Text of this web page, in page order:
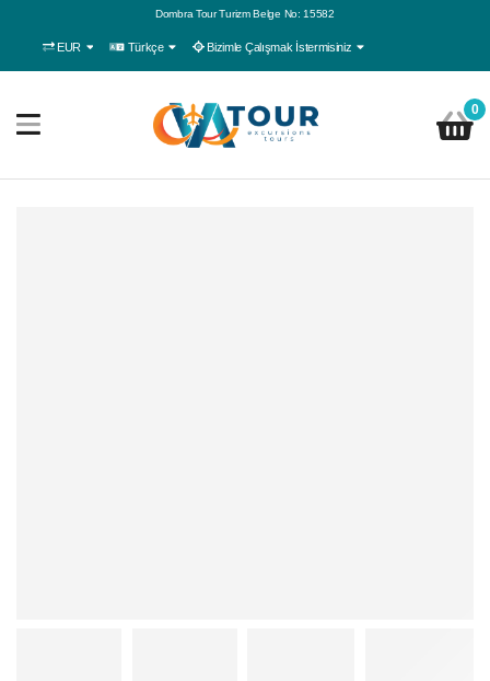
Dombra Tour Turizm Belge No: 15582
EUR Türkçe Bizimle Çalışmak İstermisiniz
0